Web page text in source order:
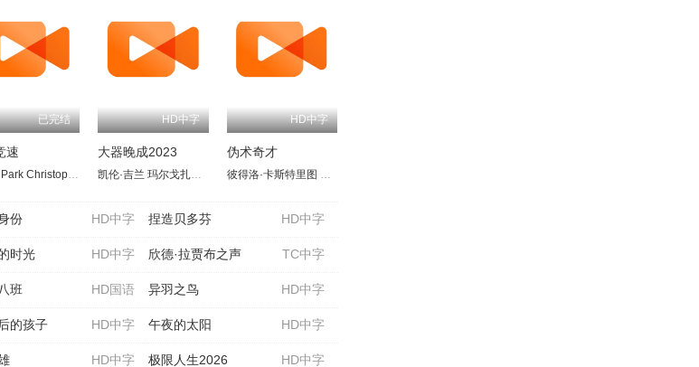
永濑正敏 黑川想矢 三浦贵大
森 莎姬·贝兹 阿尔迪斯·霍吉 劳伦·E.班克斯 特蕾西·怀尔德 兰尼·普拉特
已完结
速
Christopher Deon Luka Dingess Brandon Dunlap Nadia Adelay
HD中字
大器晚成2023
凯伦·吉兰 玛尔戈扎塔·扎亚茨夫斯卡 杰梅因·福勒
HD中字
伪术奇才
彼得洛·卡斯特里图
HD中字
份 HD中字
捏造贝多芬
HD中字
时光 TC中字
欣德·拉贾布之声
HD国语
班 HD中字
异羽之鸟
HD中字
的孩子 HD中字
午夜的太阳
HD中字 HD中字
极限人生2026